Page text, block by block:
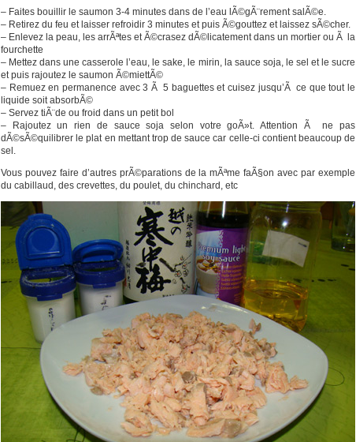
– Faites bouillir le saumon 3-4 minutes dans de l’eau lÃ©gÃ¨rement salÃ©e.
– Retirez du feu et laisser refroidir 3 minutes et puis Ã©gouttez et laissez sÃ©cher.
– Enlevez la peau, les arrÃªtes et Ã©crasez dÃ©licatement dans un mortier ou Ã la
fourchette
– Mettez dans une casserole l’eau, le sake, le mirin, la sauce soja, le sel et le sucre
et puis rajoutez le saumon Ã©miettÃ©
– Remuez en permanence avec 3 Ã 5 baguettes et cuisez jusqu’Ã ce que tout le
liquide soit absorbÃ©
– Servez tiÃ¨de ou froid dans un petit bol
– Rajoutez un rien de sauce soja selon votre goÃ»t. Attention Ã ne pas
dÃ©sÃ©quilibrer le plat en mettant trop de sauce car celle-ci contient beaucoup de
sel.
Vous pouvez faire d’autres prÃ©parations de la mÃªme faÃ§on avec par exemple
du cabillaud, des crevettes, du poulet, du chinchard, etc